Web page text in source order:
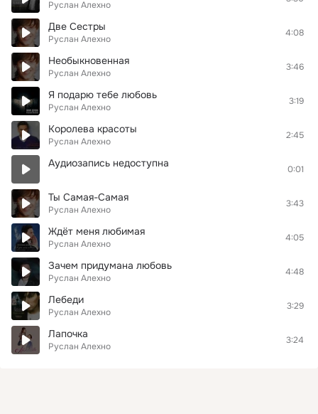
Руслан Алехно
Две Сестры
Руслан Алехно
4:08
Необыкновенная
Руслан Алехно
3:46
Я подарю тебе любовь
Руслан Алехно
3:19
Королева красоты
Руслан Алехно
2:45
Аудиозапись недоступна 0:01
Ты Самая-Самая
Руслан Алехно
3:43
Ждёт меня любимая
Руслан Алехно
4:05
Зачем придумана любовь
Руслан Алехно
4:48
Лебеди
Руслан Алехно
3:29
Лапочка
Руслан Алехно
3:24